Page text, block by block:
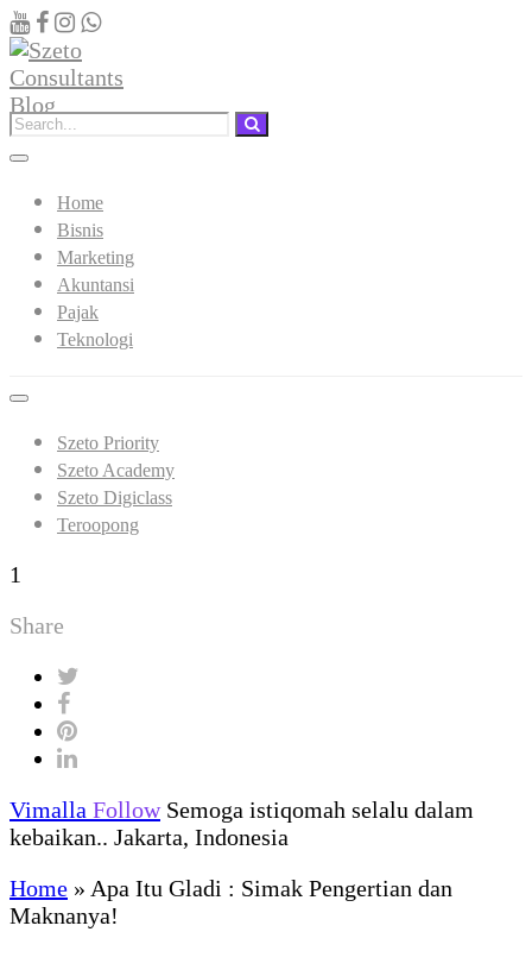
Home
Bisnis
Marketing
Akuntansi
Pajak
Teknologi
Szeto Priority
Szeto Academy
Szeto Digiclass
Teroopong
1
Share
Vimalla Follow Semoga istiqomah selalu dalam
kebaikan.. Jakarta, Indonesia
Home » Apa Itu Gladi : Simak Pengertian dan
Maknanya!